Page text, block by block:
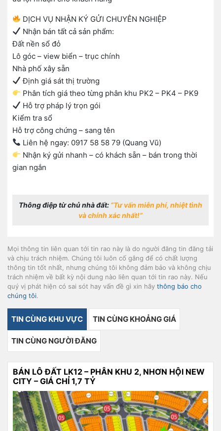
DỊCH VỤ NHẬN KÝ GỬI CHUYÊN NGHIỆP
Nhận bán tất cả sản phẩm:
Đất nền sổ đỏ
Lô góc – view biển – trục chính
Nhà phố xây sẵn
Định giá sát thị trường
Phân tích giá theo từng phân khu PK2 – PK4 – PK9
Hỗ trợ pháp lý trọn gói
Kiểm tra sổ
Hỗ trợ công chứng – sang tên
Liên hệ ngay: 0917 58 58 79 (Quang Vũ)
Nhận ký gửi nhanh – có khách sẵn – bán trong thời
gian ngắn
Thông điệp từ chủ nhà đất: “Tư vấn miễn phí, nhiệt tình
và chính xác nhất!”
Mọi thông tin liên quan tới tin rao này là do người đăng tin đăng tải
và chịu trách nhiệm. Chúng tôi luôn cố gắng để có chất lượng
thông tin tốt nhất, nhưng chúng tôi không đảm bảo và không chịu
trách nhiệm về bất kỳ nội dung nào liên quan tới tin rao này. Nếu
quý vị phát hiện có sai sót hay vấn đề gì xin hãy thông báo cho
chúng tôi.
TIN CÙNG KHU VỰC TIN CÙNG KHOẢNG GIÁ
TIN CÙNG NGƯỜI ĐĂNG
BÁN LÔ ĐẤT LK12 – PHÂN KHU 2, NHƠN HỘI NEW
CITY – GIÁ CHỈ 1,7 TỶ